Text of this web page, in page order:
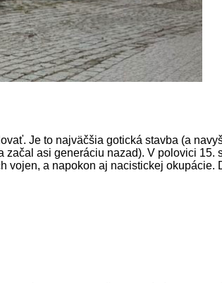
Je to najväčšia gotická stavba (a
asi generáciu nazad). V polovici
a napokon aj nacistickej okupácie.